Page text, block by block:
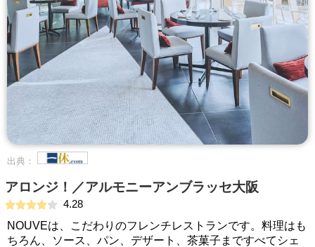
出典：
アロンジ！／アルモニーアンブラッセ大阪
4.28
NOUVEは、こだわりのフレンチレストランです。料理はも
ちろん、ソース、パン、デザート、茶菓子まですべてシェ